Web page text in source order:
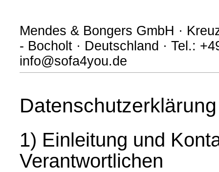
Mendes & Bongers GmbH ·
- Bocholt · Deutschland · Tel.:
info@sofa4you.de
Datenschutzerklärung
1) Einleitung und
Verantwortlichen